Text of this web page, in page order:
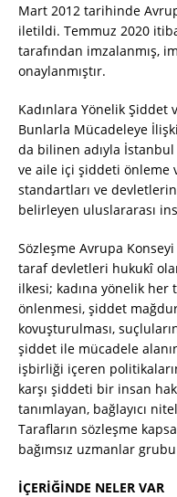
Mart 2012 tarihinde
iletildi. Temmuz 2020
tarafından imzalanmış,
onaylanmıştır.
Kadınlara Yönelik
Bunlarla Mücadeleye
da bilinen adıyla
ve aile içi şiddeti önleme
standartları ve
belirleyen uluslararası
Sözleşme Avrupa
taraf devletleri hukukî
ilkesi; kadına yönelik
önlenmesi, şiddet
kovuşturulması,
şiddet ile mücadele
işbirliği içeren
karşı şiddeti bir insan
tanımlayan, bağlayıcı
Tarafların sözleşme
bağımsız uzmanlar
İÇERİĞİNDE NELER VAR